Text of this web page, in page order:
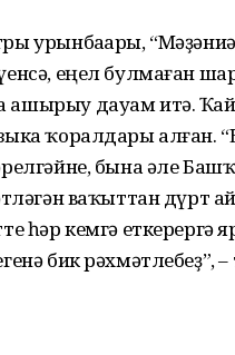
урынбаҫары,
еңел булмаған
дауам итә.
ҡоралдары алған.
бына әле
ваҡыттан дүрт
һәр кемгә еткерергә
бик рәхмәтлебеҙ”, –